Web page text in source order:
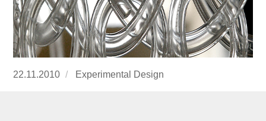
Publicado
22.11.2010 https://www.experimenta.es/author/
Experimental Design